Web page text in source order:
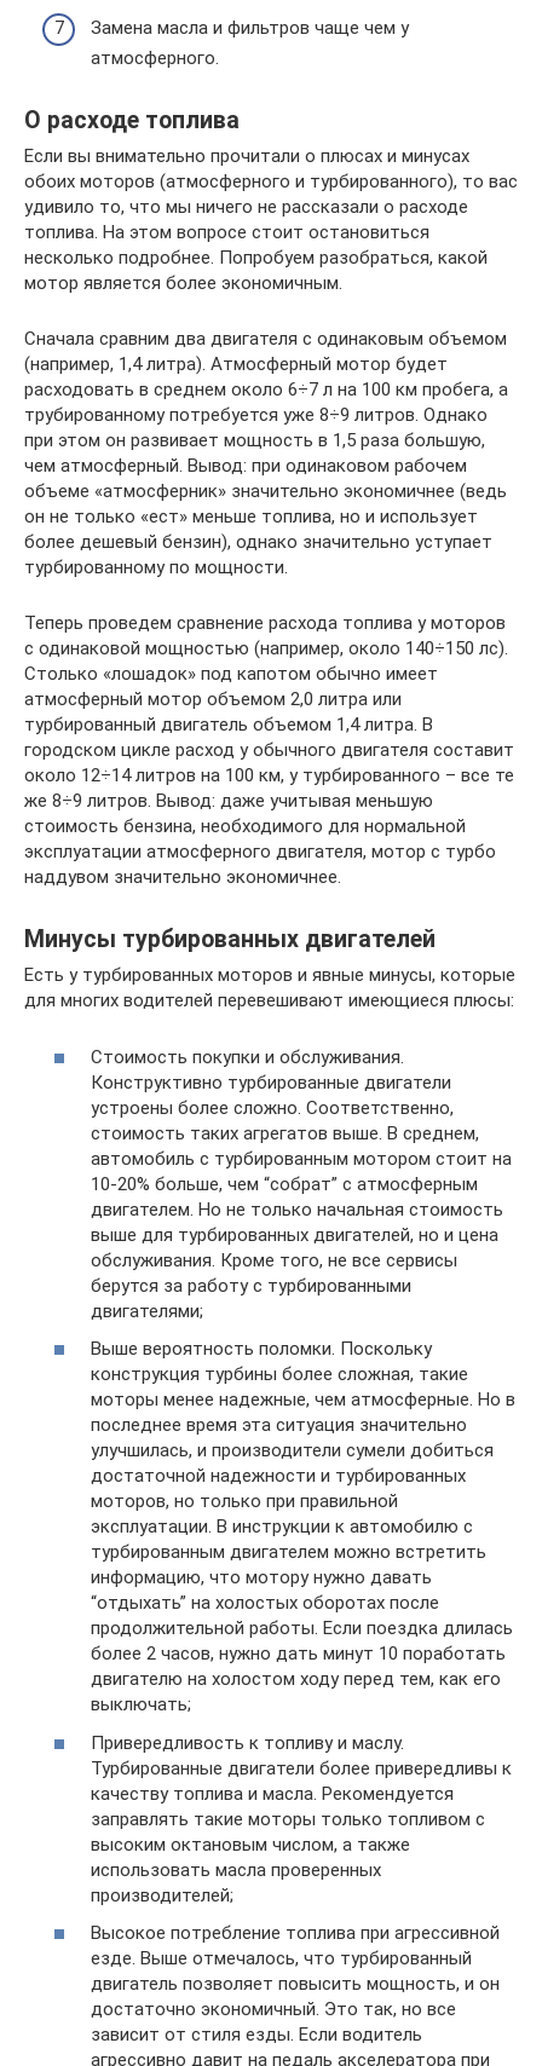
Замена масла и фильтров чаще чем у
атмосферного.
О расходе топлива
Если вы внимательно прочитали о плюсах и минусах
обоих моторов (атмосферного и турбированного), то вас
удивило то, что мы ничего не рассказали о расходе
топлива. На этом вопросе стоит остановиться
несколько подробнее. Попробуем разобраться, какой
мотор является более экономичным.
Сначала сравним два двигателя с одинаковым объемом
(например, 1,4 литра). Атмосферный мотор будет
расходовать в среднем около 6÷7 л на 100 км пробега, а
трубированному потребуется уже 8÷9 литров. Однако
при этом он развивает мощность в 1,5 раза большую,
чем атмосферный. Вывод: при одинаковом рабочем
объеме «атмосферник» значительно экономичнее (ведь
он не только «ест» меньше топлива, но и использует
более дешевый бензин), однако значительно уступает
турбированному по мощности.
Теперь проведем сравнение расхода топлива у моторов
с одинаковой мощностью (например, около 140÷150 лс).
Столько «лошадок» под капотом обычно имеет
атмосферный мотор объемом 2,0 литра или
турбированный двигатель объемом 1,4 литра. В
городском цикле расход у обычного двигателя составит
около 12÷14 литров на 100 км, у турбированного – все те
же 8÷9 литров. Вывод: даже учитывая меньшую
стоимость бензина, необходимого для нормальной
эксплуатации атмосферного двигателя, мотор с турбо
наддувом значительно экономичнее.
Минусы турбированных двигателей
Есть у турбированных моторов и явные минусы, которые
для многих водителей перевешивают имеющиеся плюсы:
Стоимость покупки и обслуживания.
Конструктивно турбированные двигатели
устроены более сложно. Соответственно,
стоимость таких агрегатов выше. В среднем,
автомобиль с турбированным мотором стоит на
10-20% больше, чем “собрат” с атмосферным
двигателем. Но не только начальная стоимость
выше для турбированных двигателей, но и цена
обслуживания. Кроме того, не все сервисы
берутся за работу с турбированными
двигателями;
Выше вероятность поломки. Поскольку
конструкция турбины более сложная, такие
моторы менее надежные, чем атмосферные. Но в
последнее время эта ситуация значительно
улучшилась, и производители сумели добиться
достаточной надежности и турбированных
моторов, но только при правильной
эксплуатации. В инструкции к автомобилю с
турбированным двигателем можно встретить
информацию, что мотору нужно давать
“отдыхать” на холостых оборотах после
продолжительной работы. Если поездка длилась
более 2 часов, нужно дать минут 10 поработать
двигателю на холостом ходу перед тем, как его
выключать;
Привередливость к топливу и маслу.
Турбированные двигатели более привередливы к
качеству топлива и масла. Рекомендуется
заправлять такие моторы только топливом с
высоким октановым числом, а также
использовать масла проверенных
производителей;
Высокое потребление топлива при агрессивной
езде. Выше отмечалось, что турбированный
двигатель позволяет повысить мощность, и он
достаточно экономичный. Это так, но все
зависит от стиля езды. Если водитель
агрессивно давит на педаль акселератора при